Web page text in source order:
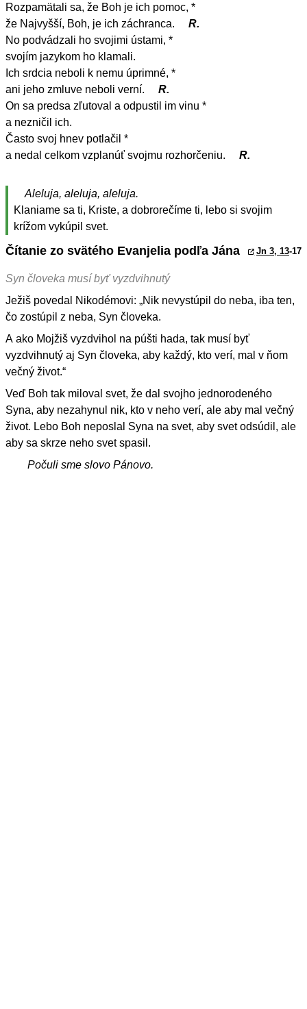
Rozpamätali sa, že Boh je ich pomoc, *
že Najvyšší, Boh, je ich záchranca.
R.
No podvádzali ho svojimi ústami, *
svojím jazykom ho klamali.
Ich srdcia neboli k nemu úprimné, *
ani jeho zmluve neboli verní.
R.
On sa predsa zľutoval a odpustil im vinu *
a nezničil ich.
Často svoj hnev potlačil *
a nedal celkom vzplanúť svojmu rozhorčeniu.
R.
Aleluja, aleluja, aleluja.
Klaniame sa ti, Kriste, a dobrorečíme ti, lebo si svojim
krížom vykúpil svet.
Čítanie zo svätého Evanjelia podľa Jána Jn 3, 13-17
Syn človeka musí byť vyzdvihnutý
Ježiš povedal Nikodémovi: „Nik nevystúpil do neba, iba ten,
čo zostúpil z neba, Syn človeka.
A ako Mojžiš vyzdvihol na púšti hada, tak musí byť
vyzdvihnutý aj Syn človeka, aby každý, kto verí, mal v ňom
večný život.“
Veď Boh tak miloval svet, že dal svojho jednorodeného
Syna, aby nezahynul nik, kto v neho verí, ale aby mal večný
život. Lebo Boh neposlal Syna na svet, aby svet odsúdil, ale
aby sa skrze neho svet spasil.
Počuli sme slovo Pánovo.